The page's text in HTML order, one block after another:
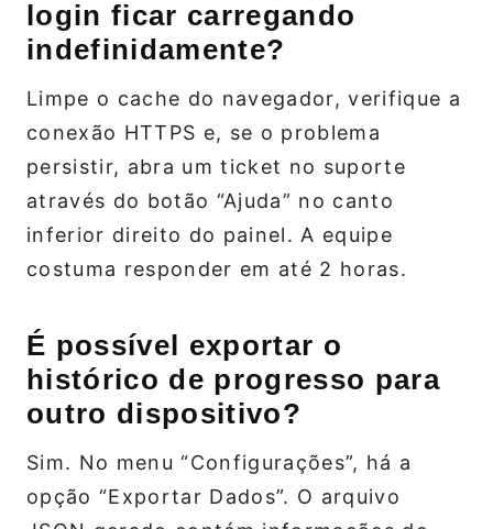
login ficar carregando
indefinidamente?
Limpe o cache do navegador, verifique a
conexão HTTPS e, se o problema
persistir, abra um ticket no suporte
através do botão “Ajuda” no canto
inferior direito do painel. A equipe
costuma responder em até 2 horas.
É possível exportar o
histórico de progresso para
outro dispositivo?
Sim. No menu “Configurações”, há a
opção “Exportar Dados”. O arquivo